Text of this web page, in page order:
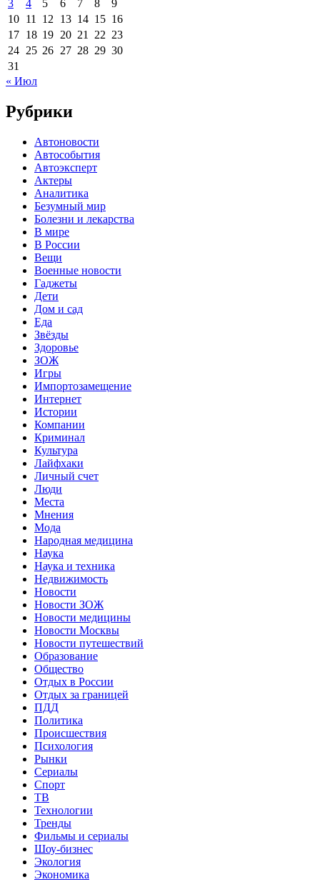
3 4 5 6 7 8
9
10 11 12 13 14 15 16
17 18 19 20 21 22 23
24 25 26 27 28 29 30
31
« Июл
Рубрики
Автоновости
Автособытия
Автоэксперт
Актеры
Аналитика
Безумный мир
Болезни и лекарства
В мире
В России
Вещи
Военные новости
Гаджеты
Дети
Дом и сад
Еда
Звёзды
Здоровье
ЗОЖ
Игры
Импортозамещение
Интернет
Истории
Компании
Криминал
Культура
Лайфхаки
Личный счет
Люди
Места
Мнения
Мода
Народная медицина
Наука
Наука и техника
Недвижимость
Новости
Новости ЗОЖ
Новости медицины
Новости Москвы
Новости путешествий
Образование
Общество
Отдых в России
Отдых за границей
ПДД
Политика
Происшествия
Психология
Рынки
Сериалы
Спорт
ТВ
Технологии
Тренды
Фильмы и сериалы
Шоу-бизнес
Экология
Экономика